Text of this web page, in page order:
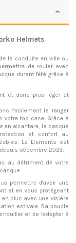
Helmets
la conduite en ville ou
de rouler avec
durant l'été grâce à
et donc plus léger et
facilement le ranger
votre top case. Grâce à
en alcantara, le casque
et confort au
Le Elements est
décembre 2023.
au détriment de votre
permettre d'avoir une
et en vous protégeant
plus avec une visière
estivale. Sa boucle
et de l'adapter à